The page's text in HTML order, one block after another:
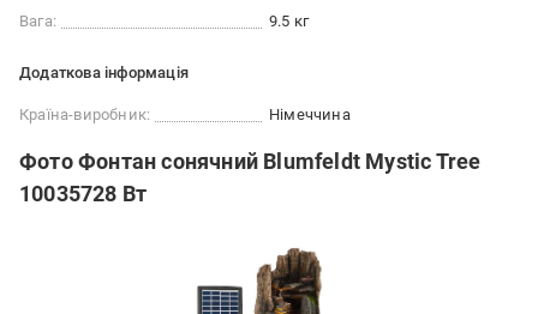
Вага:
9.5 кг
Додаткова інформація
Країна-виробник: Німеччина
Фото Фонтан сонячний Blumfeldt Mystic Tree
10035728 Вт